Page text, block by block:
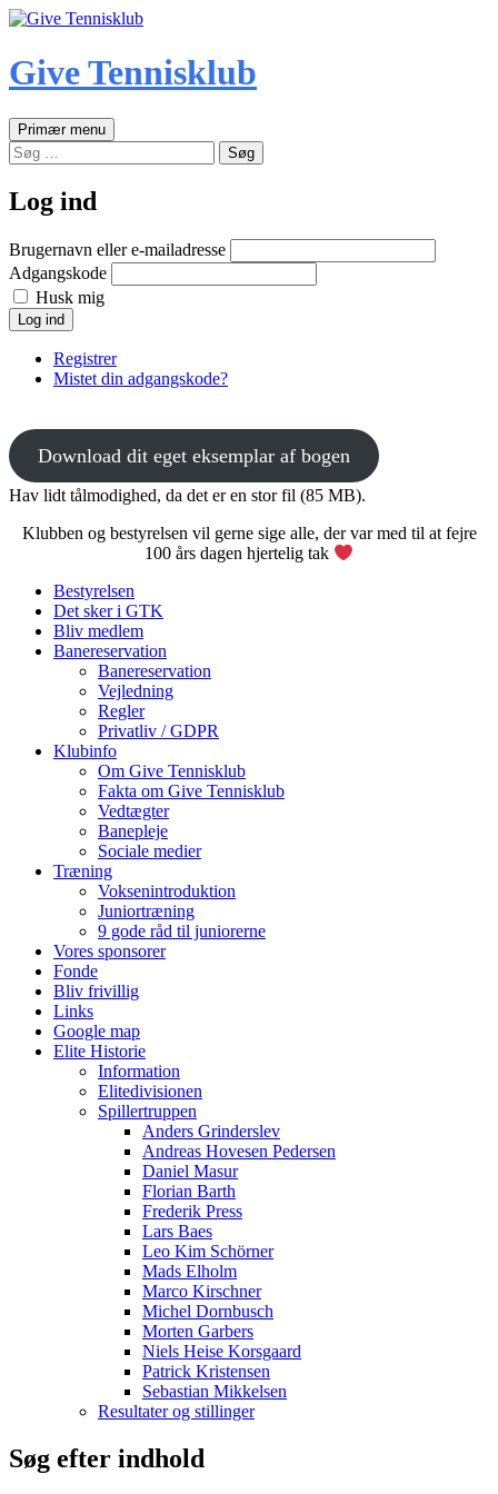
Hop
indhold
Give Tennisklub
SøgPrimær menu
Søg
efter:
Log ind
Brugernavn eller e-mailadresse
Adgangskode
Husk mig
Log ind
Registrer
Mistet din adgangskode?
Download dit eget eksemplar af bogen
Hav lidt tålmodighed, da det er en stor fil (85 MB).
Klubben og bestyrelsen vil gerne sige alle, der var med til at fejre
100 års dagen hjertelig tak
Bestyrelsen
Det sker i GTK
Bliv medlem
Banereservation
Banereservation
Vejledning
Regler
Privatliv / GDPR
Klubinfo
Om Give Tennisklub
Fakta om Give Tennisklub
Vedtægter
Banepleje
Sociale medier
Træning
Voksenintroduktion
Juniortræning
9 gode råd til juniorerne
Vores sponsorer
Fonde
Bliv frivillig
Links
Google map
Elite Historie
Information
Elitedivisionen
Spillertruppen
Anders Grinderslev
Andreas Hovesen Pedersen
Daniel Masur
Florian Barth
Frederik Press
Lars Baes
Leo Kim Schörner
Mads Elholm
Marco Kirschner
Michel Dornbusch
Morten Garbers
Niels Heise Korsgaard
Patrick Kristensen
Sebastian Mikkelsen
Resultater og stillinger
Søg efter indhold